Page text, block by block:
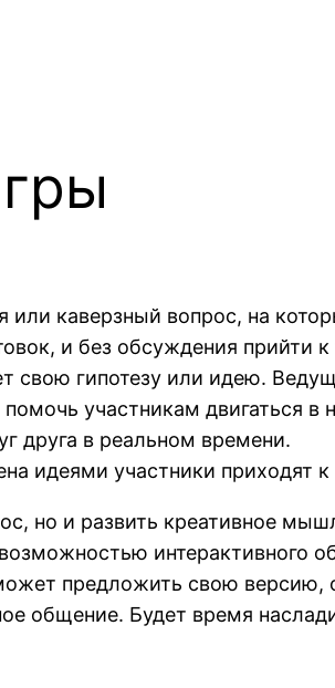
каверзный вопрос, на
и без обсуждения прийти
свою гипотезу или идею.
участникам двигаться
друга в реальном времени.
идеями участники приходят
но и развить креативное
интерактивного
предложить свою
общение. Будет время